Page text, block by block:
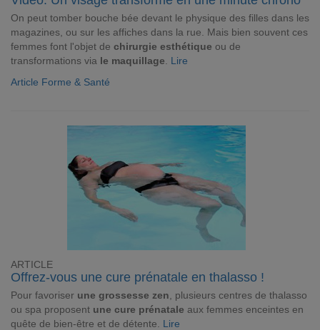
On peut tomber bouche bée devant le physique des filles dans les
magazines, ou sur les affiches dans la rue. Mais bien souvent ces
femmes font l'objet de chirurgie esthétique ou de
transformations via le maquillage
Lire
Article Forme & Santé
ARTICLE
Offrez-vous une cure prénatale en thalasso !
Pour favoriser une grossesse zen , plusieurs centres de thalasso
ou spa proposent une cure prénatale aux femmes enceintes en
quête de bien-être et de détente. Lire